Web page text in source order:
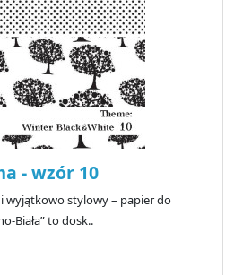
- wzór 10
wyjątkowo stylowy – papier do
Biała” to dosk..